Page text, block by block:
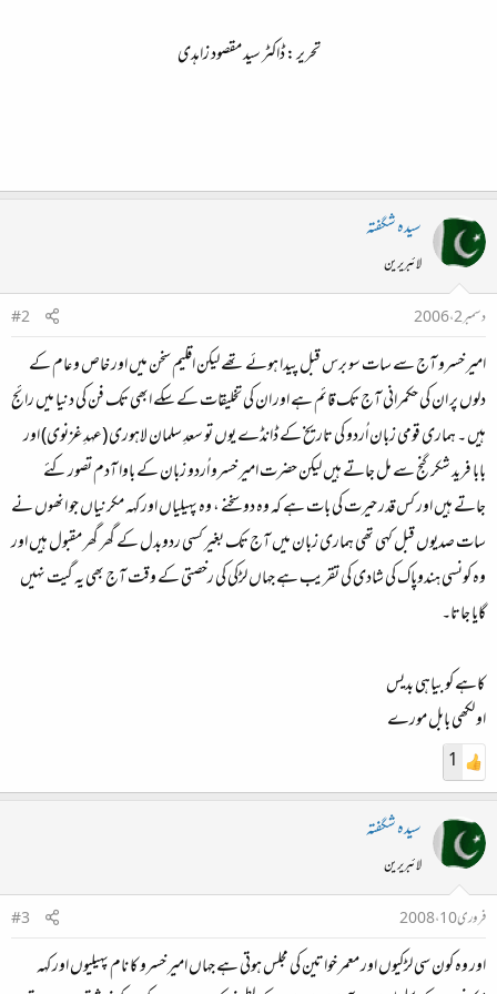
تحریر : ڈاکٹر سید مقصود زاہدی
سیدہ شگفتہ
لائبریرین
دسمبر 2، 2006
#2
امیر خسرو آج سے سات سو برس قبل پیدا ہوئے تھے لیکن اقلیم سخن میں اور خاص و عام کے
دلوں پر ان کی حکمرانی آج تک قائم ہے اور ان کی تخلیقات کے سکے ابھی تک فن کی دنیا میں رائج
ہیں ۔ ہماری قومی زبان اُردو کی تاریخ کے ڈانڈے یوں تو سعدِ سلمان لاہوری (عہدِ غزنوی) اور
بابا فرید شکر گنج سے مل جاتے ہیں لیکن حضرت امیر خسرو اُردو زبان کے باوا آدم تصور کئے
جاتے ہیں اور کس قدر حیرت کی بات ہے کہ وہ دو سخنے ، وہ پہیلیاں اور کہہ مکرنیاں جو انھوں نے
سات صدیوں قبل کہی تھی ہماری زبان میں آج تک بغیر کسی ردوبدل کے گھر گھر مقبول ہیں اور
وہ کونسی ہندوپاک کی شادی کی تقریب ہے جہاں لڑکی کی رخصتی کے وقت آج بھی یہ گیت نہیں
گایا جاتا۔
کاہے کو بیاہی بدیس
او لکھی بابل مورے
1
سیدہ شگفتہ
لائبریرین
فروری 10، 2008
#3
اور وہ کون سی لڑکیوں اور معمر خواتین کی مجلس ہوتی ہے جہاں امیر خسرو کا نام پہیلیوں اور کہہ